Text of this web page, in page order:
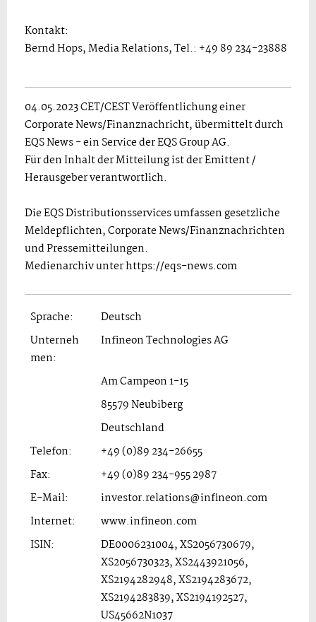
Kontakt:
Bernd Hops, Media Relations, Tel.: +49 89 234-23888
04.05.2023 CET/CEST Veröffentlichung einer
Corporate News/Finanznachricht, übermittelt durch
EQS News - ein Service der EQS Group AG.
Für den Inhalt der Mitteilung ist der Emittent /
Herausgeber verantwortlich.
Die EQS Distributionsservices umfassen gesetzliche
Meldepflichten, Corporate News/Finanznachrichten
und Pressemitteilungen.
Medienarchiv unter https://eqs-news.com
Sprache:
Deutsch
Unterneh
men:
Infineon Technologies AG
Am Campeon 1-15
85579 Neubiberg
Deutschland
Telefon:
+49 (0)89 234-26655
Fax:
+49 (0)89 234-955 2987
E-Mail:
investor.relations@infineon.com
Internet:
www.infineon.com
ISIN:
DE0006231004, XS2056730679,
XS2056730323, XS2443921056,
XS2194282948, XS2194283672,
XS2194283839, XS2194192527,
US45662N1037